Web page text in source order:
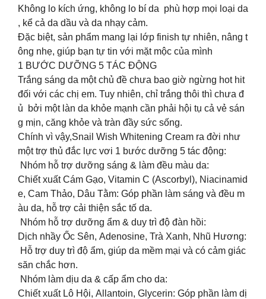
Không lo kích ứng, không lo bí da phù hợp mọi loại da
, kể cả da dầu và da nhạy cảm.
Đặc biệt, sản phẩm mang lại lớp finish tự nhiên, nâng t
ông nhẹ, giúp bạn tự tin với mặt mộc của mình
1 BƯỚC DƯỠNG 5 TÁC ĐỘNG
Trắng sáng da một chủ đề chưa bao giờ ngừng hot hit
đối với các chị em. Tuy nhiên, chỉ trắng thôi thì chưa đ
ủ bởi một làn da khỏe mạnh cần phải hội tụ cả vẻ sán
g mịn, căng khỏe và tràn đầy sức sống.
Chính vì vậy,Snail Wish Whitening Cream ra đời như
một trợ thủ đắc lực vơi 1 bước dưỡng 5 tác động:
Nhóm hỗ trợ dưỡng sáng & làm đều màu da:
Chiết xuất Cám Gạo, Vitamin C (Ascorbyl), Niacinamid
e, Cam Thảo, Dâu Tằm: Góp phần làm sáng và đều m
àu da, hỗ trợ cải thiện sắc tố da.
Nhóm hỗ trợ dưỡng ẩm & duy trì độ đàn hồi:
Dịch nhầy Ốc Sên, Adenosine, Trà Xanh, Nhũ Hương:
Hỗ trợ duy trì độ ẩm, giúp da mềm mại và có cảm giác
săn chắc hơn.
Nhóm làm dịu da & cấp ẩm cho da:
Chiết xuất Lô Hội, Allantoin, Glycerin: Góp phần làm dị